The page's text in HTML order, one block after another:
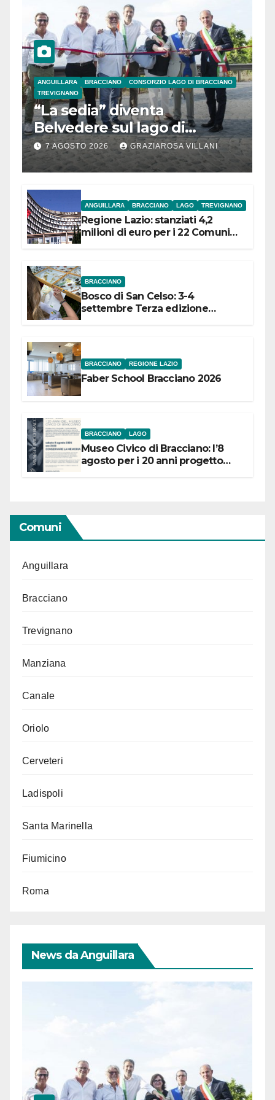
ANGUILLARA BRACCIANO
CONSORZIO LAGO DI BRACCIANO
TREVIGNANO
“La sedia” diventa
Belvedere sul lago di
Bracciano: ieri
l’inaugurazione
7 AGOSTO 2026 GRAZIAROSA VILLANI
ANGUILLARA BRACCIANO LAGO TREVIGNANO
Regione Lazio: stanziati 4,2
milioni di euro per i 22 Comuni
BRACCIANO
Bosco di San Celso: 3-4
settembre Terza edizione
BRACCIANO REGIONE LAZIO
Faber School Bracciano 2026
BRACCIANO LAGO
Museo Civico di Bracciano: l’8
agosto per i 20 anni progetto
Comuni
Anguillara
Bracciano
Trevignano
Manziana
Canale
Oriolo
Cerveteri
Ladispoli
Santa Marinella
Fiumicino
Roma
News da Anguillara